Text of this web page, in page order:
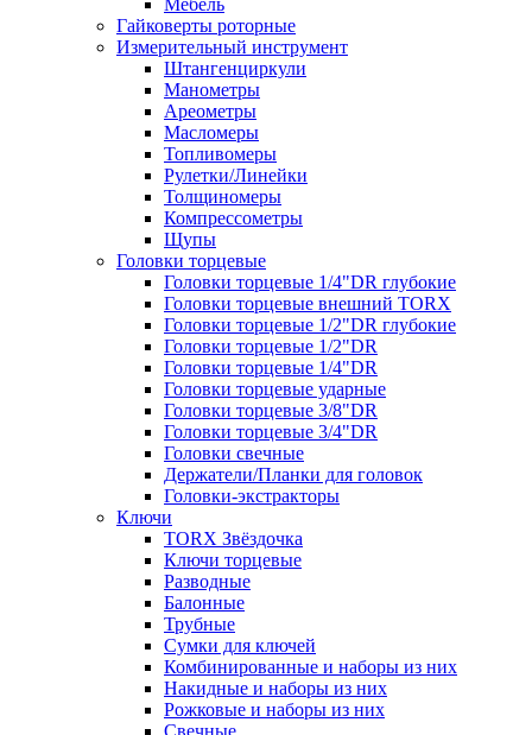
Мебель
Гайковерты роторные
Измерительный инструмент
Штангенциркули
Манометры
Ареометры
Масломеры
Топливомеры
Рулетки/Линейки
Толщиномеры
Компрессометры
Щупы
Головки торцевые
Головки торцевые 1/4"DR глубокие
Головки торцевые внешний TORX
Головки торцевые 1/2"DR глубокие
Головки торцевые 1/2"DR
Головки торцевые 1/4"DR
Головки торцевые ударные
Головки торцевые 3/8"DR
Головки торцевые 3/4"DR
Головки свечные
Держатели/Планки для головок
Головки-экстракторы
Ключи
TORX Звёздочка
Ключи торцевые
Разводные
Балонные
Трубные
Сумки для ключей
Комбинированные и наборы из них
Накидные и наборы из них
Рожковые и наборы из них
Свечные